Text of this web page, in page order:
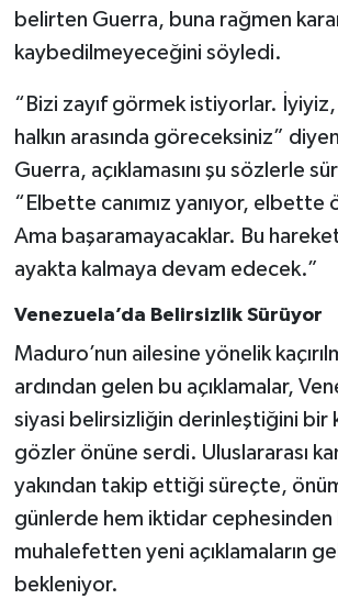
belirten Guerra, buna rağmen
kaybedilmeyeceğini söyledi.
“Bizi zayıf görmek istiyorlar.
halkın arasında göreceksiniz”
Guerra, açıklamasını şu sözlerle
“Elbette canımız yanıyor, elbette
Ama başaramayacaklar. Bu
ayakta kalmaya devam edecek.”
Venezuela’da Belirsizlik Sürüyor
Maduro’nun ailesine yönelik
ardından gelen bu açıklamalar,
siyasi belirsizliğin derinleştiğini bir
gözler önüne serdi. Uluslararası
yakından takip ettiği süreçte,
günlerde hem iktidar cephesinden
muhalefetten yeni açıklamaların
bekleniyor.